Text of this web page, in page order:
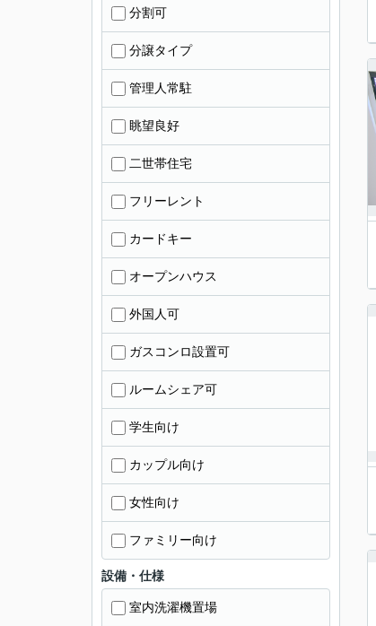
分割可
分譲タイプ
管理人常駐
眺望良好
二世帯住宅
フリーレント
カードキー
オープンハウス
外国人可
ガスコンロ設置可
ルームシェア可
学生向け
カップル向け
女性向け
ファミリー向け
設備・仕様
室内洗濯機置場